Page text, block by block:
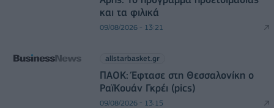
και τα φιλικά
09/08/2026 - 13:21
allstarbasket.gr
ΠΑΟΚ: Έφτασε στη Θεσσαλονίκη ο
ΡαϊΚουάν Γκρέι (pics)
09/08/2026 - 13:15